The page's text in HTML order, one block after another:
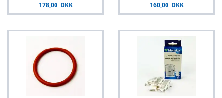
178,00 DKK 160,00 DKK